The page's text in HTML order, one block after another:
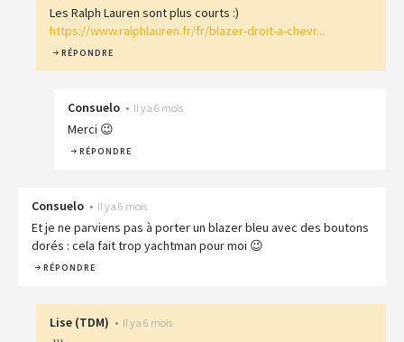
Les Ralph Lauren sont plus courts :)
https://www.ralphlauren.fr/fr/blazer-droit-a-chevr...
RÉPONDRE
Consuelo • Il y a 6 mois
Merci 😉
RÉPONDRE
Consuelo • Il y a 6 mois
Et je ne parviens pas à porter un blazer bleu avec des boutons
dorés : cela fait trop yachtman pour moi 😉
RÉPONDRE
Lise (TDM) • Il y a 6 mois